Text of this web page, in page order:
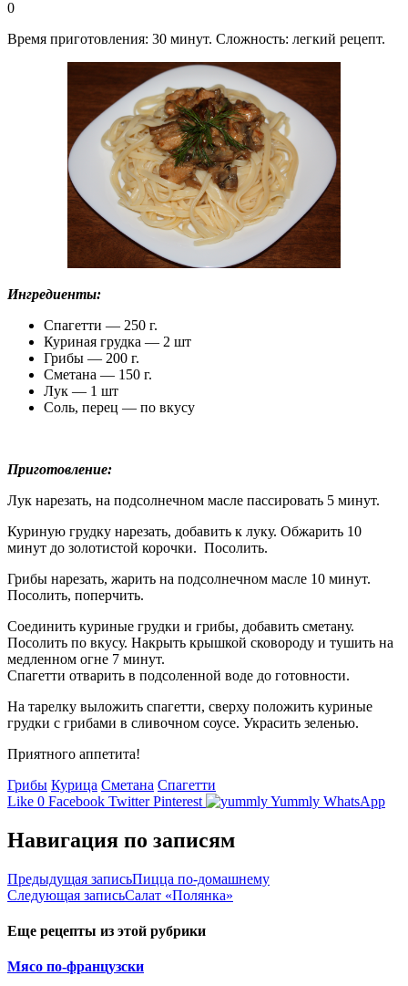
0
Время приготовления: 30 минут. Сложность: легкий рецепт.
Ингредиенты:
Спагетти — 250 г.
Куриная грудка — 2 шт
Грибы — 200 г.
Сметана — 150 г.
Лук — 1 шт
Соль, перец — по вкусу
Приготовление:
Лук нарезать, на подсолнечном масле пассировать 5 минут.
Куриную грудку нарезать, добавить к луку. Обжарить 10
минут до золотистой корочки. Посолить.
Грибы нарезать, жарить на подсолнечном масле 10 минут.
Посолить, поперчить.
Соединить куриные грудки и грибы, добавить сметану.
Посолить по вкусу. Накрыть крышкой сковороду и тушить на
медленном огне 7 минут.
Спагетти отварить в подсоленной воде до готовности.
На тарелку выложить спагетти, сверху положить куриные
грудки с грибами в сливочном соусе. Украсить зеленью.
Приятного аппетита!
Грибы Курица Сметана Спагетти
Like 0 Facebook Twitter Pinterest Yummly WhatsApp
Навигация по записям
Предыдущая записьПицца по-домашнему
Следующая записьСалат «Полянка»
Еще рецепты из этой рубрики
Мясо по-французски